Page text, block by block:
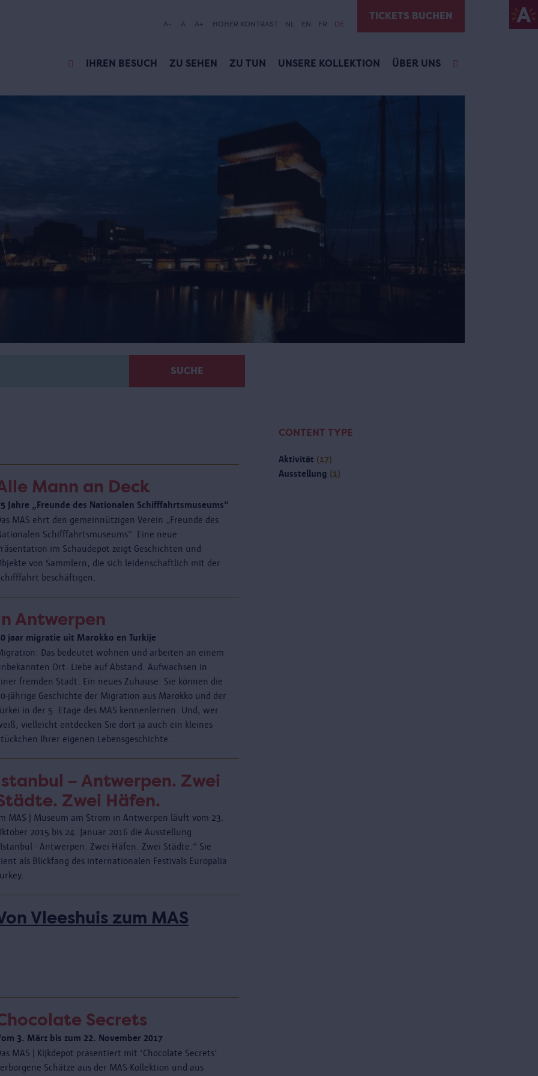
A- A A+ HOHER KONTRAST NL EN FR DE
TICKETS BUCHEN
IHREN BESUCH ZU SEHEN ZU TUN UNSERE KOLLEKTION ÜBER UNS
SUCHE
CONTENT TYPE
Aktivität (17)
Ausstellung (1)
Mann an Deck
Jahre „Freunde des Nationalen Schifffahrtsmuseums“
MAS ehrt den gemeinnützigen Verein „Freunde des
Schifffahrtsmuseums“. Eine neue
im Schaudepot zeigt Geschichten und
von Sammlern, die sich leidenschaftlich mit der
beschäftigen.
Antwerpen
jaar migratie uit Marokko en Turkije
Das bedeutet wohnen und arbeiten an einem
Ort. Liebe auf Abstand. Aufwachsen in
fremden Stadt. Ein neues Zuhause. Sie können die
jährige Geschichte der Migration aus Marokko und der
in der 5. Etage des MAS kennenlernen. Und, wer
vielleicht entdecken Sie dort ja auch ein kleines
Ihrer eigenen Lebensgeschichte.
– Antwerpen. Zwei
Zwei Häfen.
MAS | Museum am Strom in Antwerpen läuft vom 23.
2015 bis 24. Januar 2016 die Ausstellung
- Antwerpen. Zwei Häfen. Zwei Städte.“ Sie
als Blickfang des internationalen Festivals Europalia
Vleeshuis zum MAS
Secrets
3. März bis zum 22. November 2017
MAS | Kijkdepot präsentiert mit ‘Chocolate Secrets’
Schätze aus der MAS-Kollektion und aus